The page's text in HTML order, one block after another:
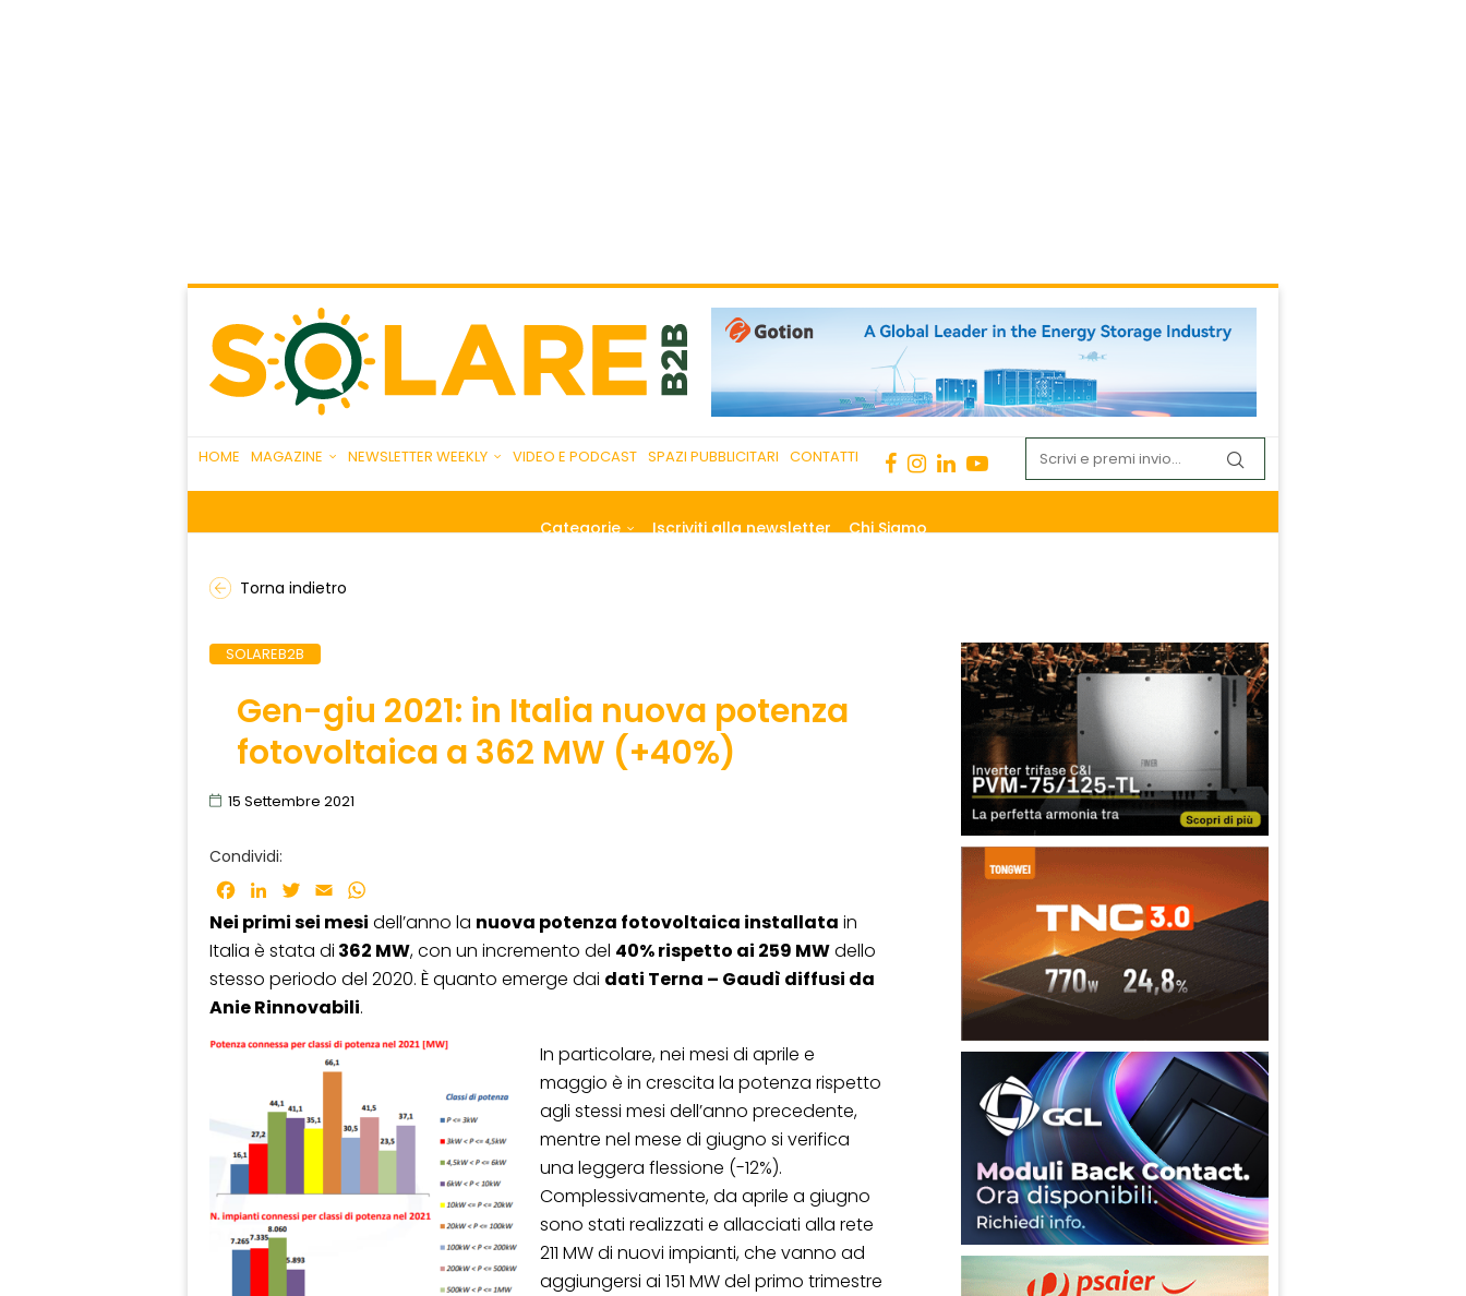
HOME MAGAZINE NEWSLETTER WEEKLY VIDEO E PODCAST SPAZI PUBBLICITARI CONTATTI
Categorie Iscriviti alla newsletter Chi Siamo
Torna indietro
SOLAREB2B
Gen-giu 2021: in Italia nuova potenza
fotovoltaica a 362 MW (+40%)
15 Settembre 2021
Condividi:
Facebook
LinkedInTwitter
Email
Nei primi sei mesi dell’anno la nuova potenza fotovoltaica installata in
Italia è stata di 362 MW, con un incremento del 40% rispetto ai 259 MWdello
stesso periodo del 2020. È quanto emerge dai dati Terna – Gaudì diffusi da
Anie Rinnovabili.
In particolare, nei mesi di aprile e
maggio è in crescita la potenza rispetto
agli stessi mesi dell’anno precedente,
mentre nel mese di giugno si verifica
una leggera flessione (-12%).
Complessivamente, da aprile a giugno
sono stati realizzati e allacciati alla rete
211 MW di nuovi impianti, che vanno ad
aggiungersi ai 151 MW del primo trimestre